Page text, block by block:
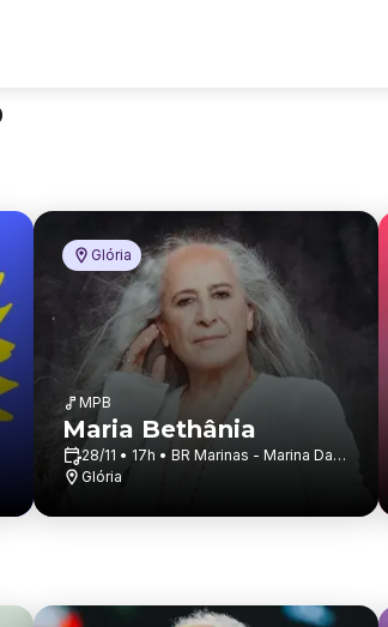
Glória
MPB
Maria Bethânia
28/11 • 17h • BR Marinas - Marina Da
Glória
Glória